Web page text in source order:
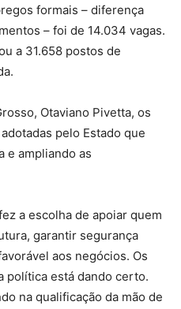
formais – diferença
– foi de 14.034 vagas.
a 31.658 postos de
Otaviano Pivetta, os
pelo Estado que
e ampliando as
a escolha de apoiar quem
garantir segurança
aos negócios. Os
política está dando certo.
na qualificação da mão de